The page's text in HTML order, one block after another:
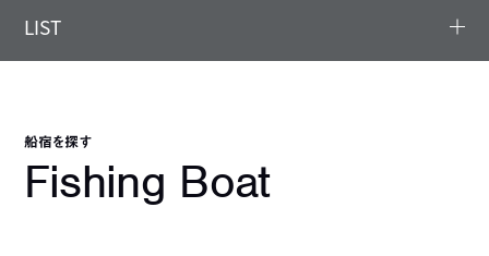
LIST
船宿を探す
Fishing Boat